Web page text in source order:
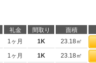
礼金 間取り 面積
1ヶ月 1K 23.18㎡
1ヶ月 1K 23.18㎡